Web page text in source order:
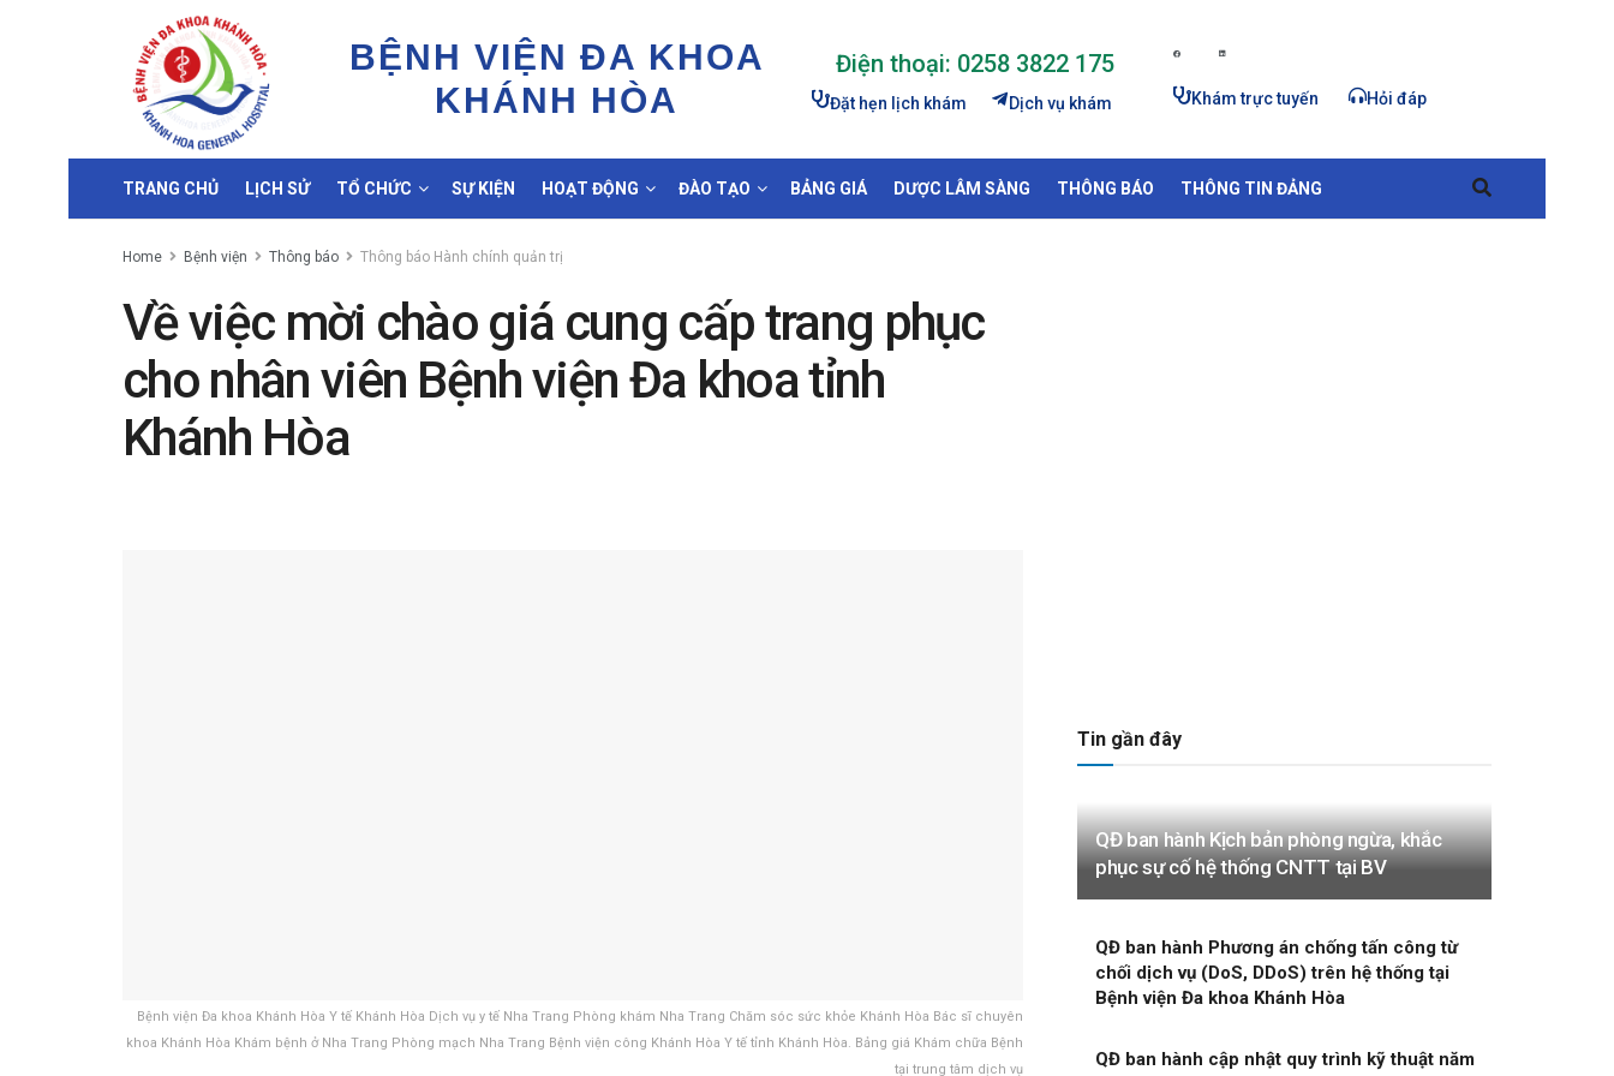
BỆNH VIỆN ĐA KHOA
KHÁNH HÒA
Điện thoại: 0258 3822 175
Đặt hẹn lịch khám Dịch vụ khám Khám trực tuyến Hỏi đáp
TRANG CHỦ LỊCH SỬ TỔ CHỨC SỰ KIỆN HOẠT ĐỘNG ĐÀO TẠO BẢNG GIÁ DƯỢC LÂM SÀNG THÔNG BÁO THÔNG TIN ĐẢNG
Home Bệnh viện Thông báo Thông báo Hành chính quản trị
Về việc mời chào giá cung cấp trang phục
cho nhân viên Bệnh viện Đa khoa tỉnh
Khánh Hòa
Bệnh viện Đa khoa Khánh Hòa Y tế Khánh Hòa Dịch vụ y tế Nha Trang Phòng khám Nha Trang Chăm sóc sức khỏe Khánh Hòa Bác sĩ chuyên
khoa Khánh Hòa Khám bệnh ở Nha Trang Phòng mạch Nha Trang Bệnh viện công Khánh Hòa Y tế tỉnh Khánh Hòa. Bảng giá Khám chữa Bệnh
tại trung tâm dịch vụ
Tin gần đây
QĐ ban hành Kịch bản phòng ngừa, khắc
phục sự cố hệ thống CNTT tại BV
QĐ ban hành Phương án chống tấn công từ
chối dịch vụ (DoS, DDoS) trên hệ thống tại
Bệnh viện Đa khoa Khánh Hòa
QĐ ban hành cập nhật quy trình kỹ thuật năm